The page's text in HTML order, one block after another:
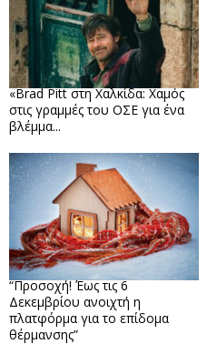
«Brad Pitt στη Χαλκίδα: Χαμός
στις γραμμές του ΟΣΕ για ένα
βλέμμα...
“Προσοχή! Έως τις 6
Δεκεμβρίου ανοιχτή η
πλατφόρμα για το επίδομα
θέρμανσης”